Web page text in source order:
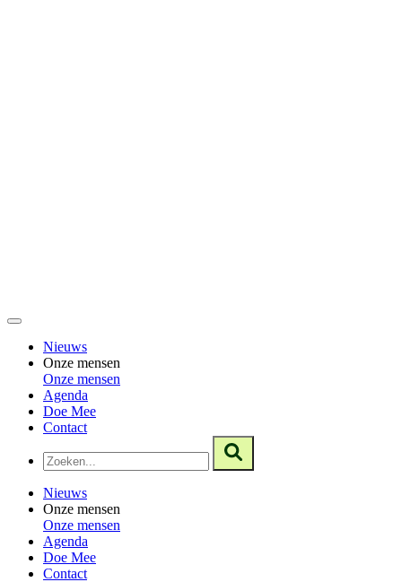
Nieuws
Onze mensen
Onze mensen
Agenda
Doe Mee
Contact
Nieuws
Onze mensen
Onze mensen
Agenda
Doe Mee
Contact